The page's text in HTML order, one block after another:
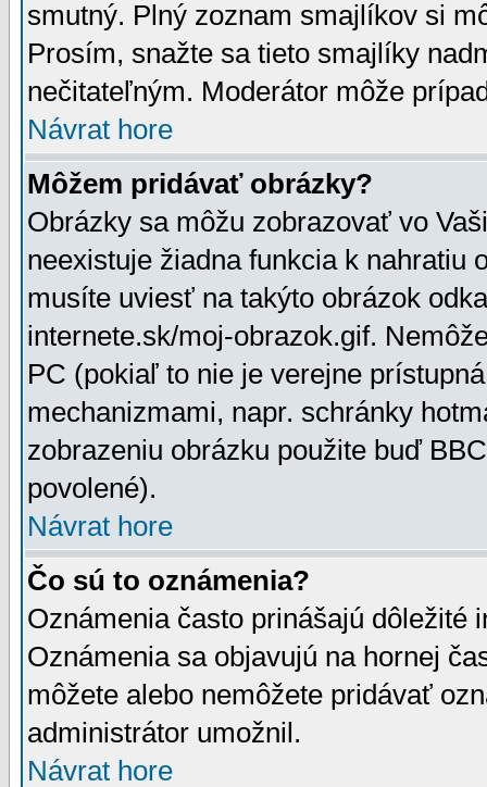
smutný. Plný zoznam smajlíkov si
Prosím, snažte sa tieto smajlíky
nečitateľným. Moderátor môže
Návrat hore
Môžem pridávať obrázky?
Obrázky sa môžu zobrazovať vo
neexistuje žiadna funkcia k nahratiu
musíte uviesť na takýto obrázok
internete.sk/moj-obrazok.gif.
PC (pokiaľ to nie je verejne
mechanizmami, napr. schránky
zobrazeniu obrázku použite buď
povolené).
Návrat hore
Čo sú to oznámenia?
Oznámenia často prinášajú dôležité
Oznámenia sa objavujú na hornej
môžete alebo nemôžete pridávať
administrátor umožnil.
Návrat hore